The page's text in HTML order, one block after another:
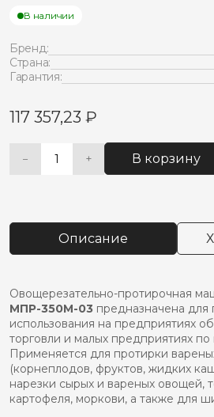
В наличии
Бренд:
Страна:
Гарантия:
117 357,23 ₽
−
Количество
протирочная
мпр-350м-03
+ В корзину
Alternative:
Описание
Овощерезательно-протирочная
МПР-350М-03 предназначена для
использования на предприятиях
торговли и малых предприятиях
Применяется для протирки
(корнеплодов, фруктов, жидких
нарезки сырых и вареных овощей,
картофеля, моркови, а также для